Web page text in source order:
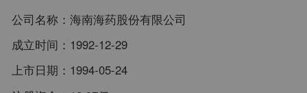
公司名称： 海南海药股份有限公司
成立时间： 1992-12-29
上市日期： 1994-05-24